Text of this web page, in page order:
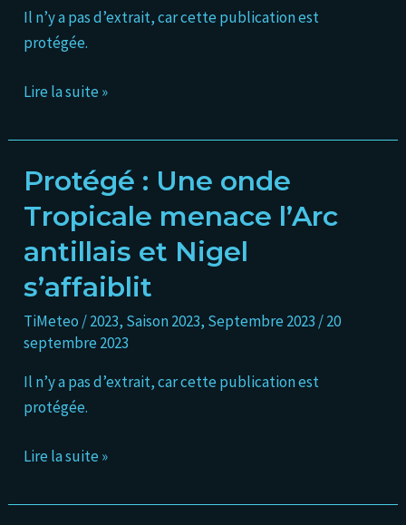
Il n’y a pas d’extrait, car cette publication est
protégée.
et
Nigel
de
Lire la suite »
Protégé : Une onde
Tropicale menace l’Arc
antillais et Nigel
s’affaiblit
TiMeteo /2023, Saison 2023, Septembre 2023 /20
septembre 2023
Il n’y a pas d’extrait, car cette publication est
protégée.
Protégé :
onde
Tropicale
menace
l’Arc
antillais
et
Nigel
s’affaiblit
Lire la suite »